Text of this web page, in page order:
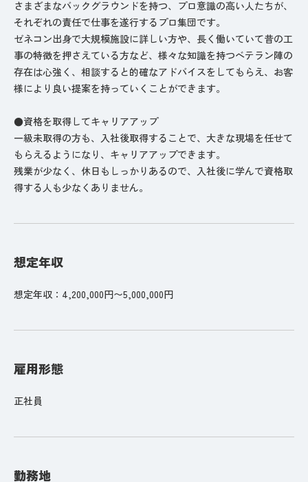
さまざまなバックグラウンドを持つ、プロ意識の高い人たちが、
それぞれの責任で仕事を遂行するプロ集団です。
ゼネコン出身で大規模施設に詳しい方や、長く働いていて昔の工
事の特徴を押さえている方など、様々な知識を持つベテラン陣の
存在は心強く、相談すると的確なアドバイスをしてもらえ、お客
様により良い提案を持っていくことができます。
●資格を取得してキャリアアップ
一級未取得の方も、入社後取得することで、大きな現場を任せて
もらえるようになり、キャリアアップできます。
残業が少なく、休日もしっかりあるので、入社後に学んで資格取
得する人も少なくありません。
想定年収
想定年収：4,200,000円〜5,000,000円
雇用形態
正社員
勤務地